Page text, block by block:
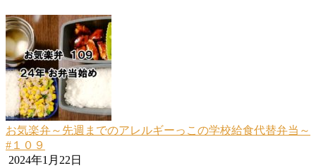
お気楽弁～先週までのアレルギーっこの学校給食代替弁当～
#１０９
2024年1月22日